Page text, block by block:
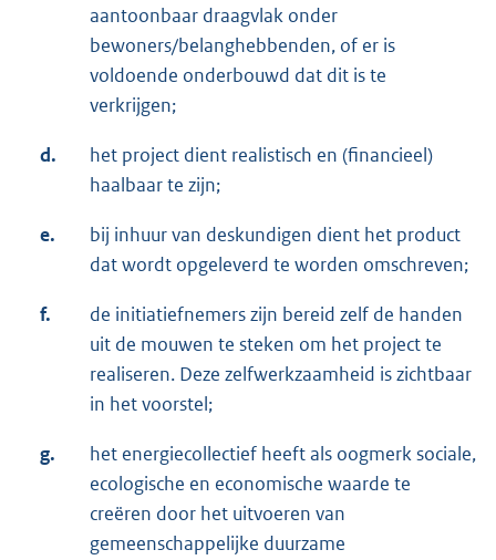
aantoonbaar draagvlak onder
bewoners/belanghebbenden, of er is
voldoende onderbouwd dat dit is te
verkrijgen;
d.
het project dient realistisch en (financieel)
haalbaar te zijn;
e.
bij inhuur van deskundigen dient het product
dat wordt opgeleverd te worden omschreven;
f.
de initiatiefnemers zijn bereid zelf de handen
uit de mouwen te steken om het project te
realiseren. Deze zelfwerkzaamheid is zichtbaar
in het voorstel;
g.
het energiecollectief heeft als oogmerk sociale,
ecologische en economische waarde te
creëren door het uitvoeren van
gemeenschappelijke duurzame